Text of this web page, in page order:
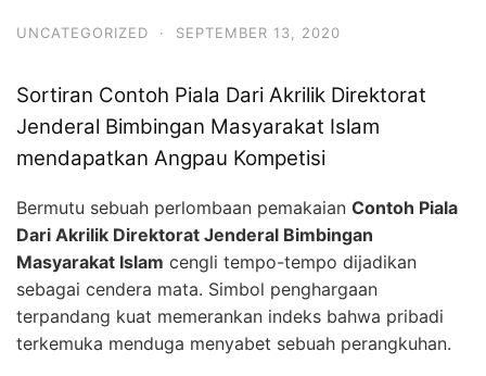
UNCATEGORIZED · SEPTEMBER 13, 2020
Sortiran Contoh Piala Dari Akrilik Direktorat
Jenderal Bimbingan Masyarakat Islam
mendapatkan Angpau Kompetisi
Bermutu sebuah perlombaan pemakaian Contoh Piala
Dari Akrilik Direktorat Jenderal Bimbingan
Masyarakat Islam cengli tempo-tempo dijadikan
sebagai cendera mata. Simbol penghargaan
terpandang kuat memerankan indeks bahwa pribadi
terkemuka menduga menyabet sebuah perangkuhan.